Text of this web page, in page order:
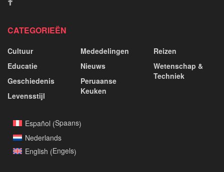
CATEGORIEËN
Cultuur
Educatie
Geschiedenis
Levensstijl
Mededelingen
Nieuws
Peruaanse
Keuken
Reizen
Wetenschap &
Techniek
Español (Spaans)
Nederlands
English (Engels)